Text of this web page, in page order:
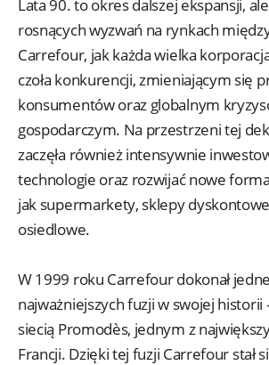
Lata 90. to okres dalszej ekspansji,
rosnących wyzwań na rynkach
Carrefour, jak każda wielka
czoła konkurencji, zmieniającym się
konsumentów oraz globalnym
gospodarczym. Na przestrzeni tej
zaczęła również intensywnie
technologie oraz rozwijać nowe
jak supermarkety, sklepy
osiedlowe.
W 1999 roku Carrefour dokonał
najważniejszych fuzji w swojej historii -
siecią Promodès, jednym z
Francji. Dzięki tej fuzji Carrefour stał